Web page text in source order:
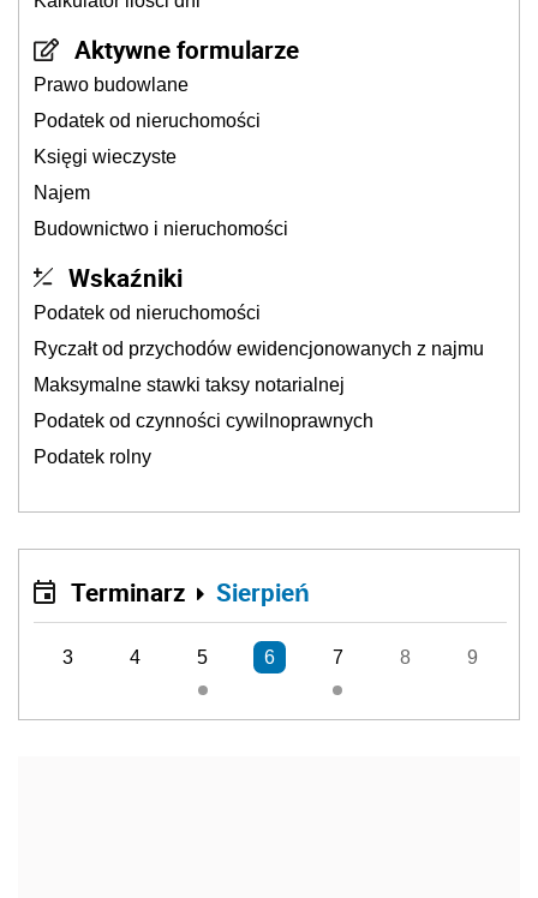
Aktywne formularze
Prawo budowlane
Podatek od nieruchomości
Księgi wieczyste
Najem
Budownictwo i nieruchomości
Wskaźniki
Podatek od nieruchomości
Ryczałt od przychodów ewidencjonowanych z najmu
Maksymalne stawki taksy notarialnej
Podatek od czynności cywilnoprawnych
Podatek rolny
Terminarz Sierpień
3 4 5 6 7 8 9